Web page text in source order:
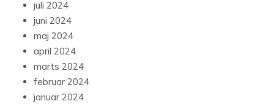
juli 2024
juni 2024
maj 2024
april 2024
marts 2024
februar 2024
januar 2024